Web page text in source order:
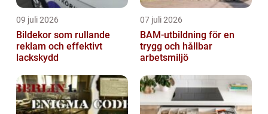
09 juli 2026
Bildekor som rullande
reklam och effektivt
lackskydd
07 juli 2026
BAM-utbildning för en
trygg och hållbar
arbetsmiljö